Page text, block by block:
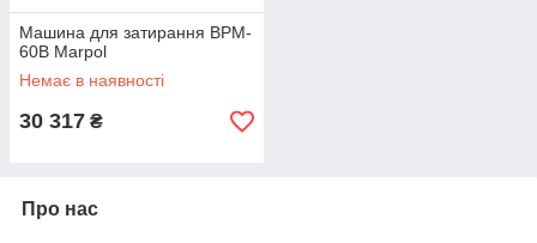
Машина для затирання BPM-
60B Marpol
Немає в наявності
30 317 ₴
Про нас